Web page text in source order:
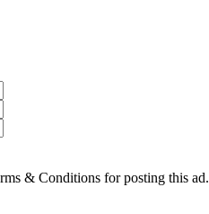
& Conditions for posting this ad.